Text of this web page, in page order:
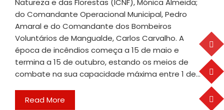
do Comandante Operacional Municipal, Pedro
Amaral e do Comandante dos Bombeiros
Voluntários de Mangualde, Carlos Carvalho. A
época de incêndios começa a 15 de maio e
termina a 15 de outubro, estando os meios de
combate na sua capacidade máxima entre 1 de…
Read More